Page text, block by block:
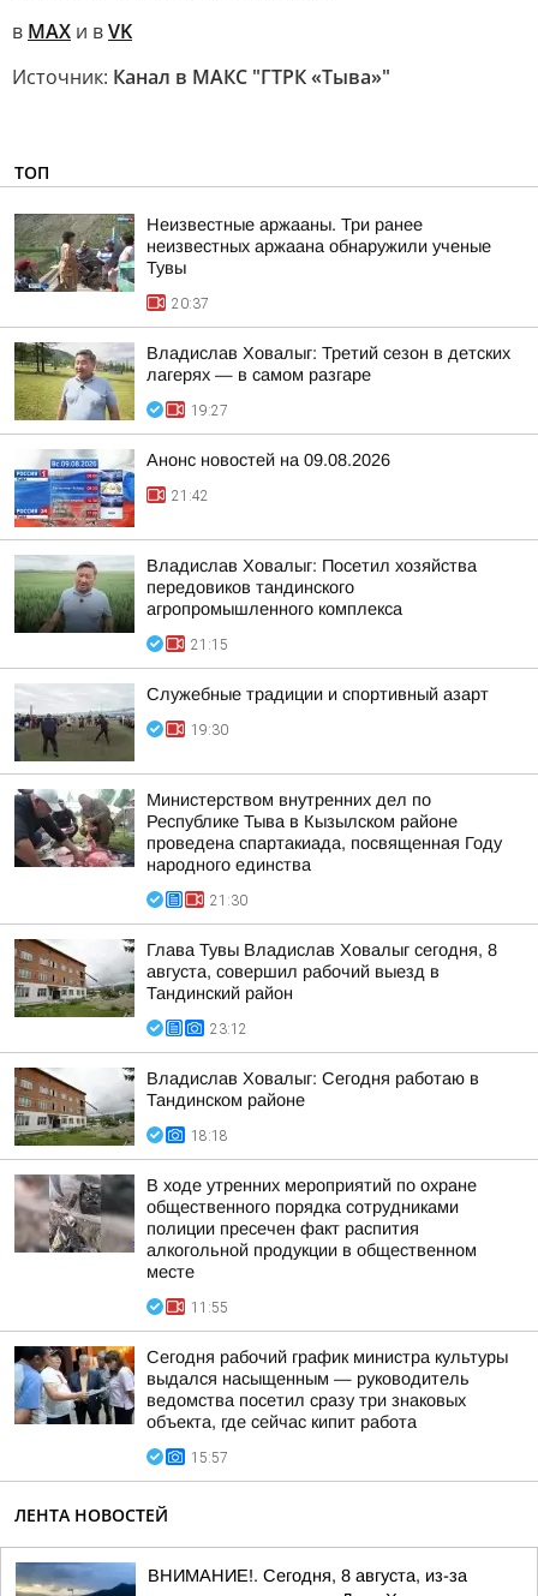
в MAX и вVK
Источник: Канал в МАКС "ГТРК «Тыва»"
ТОП
Неизвестные аржааны. Три ранее
неизвестных аржаана обнаружили ученые
Тувы
20:37
Владислав Ховалыг: Третий сезон в детских
лагерях — в самом разгаре
19:27
Анонс новостей на 09.08.2026
21:42
Владислав Ховалыг: Посетил хозяйства
передовиков тандинского
агропромышленного комплекса
21:15
Служебные традиции и спортивный азарт
19:30
Министерством внутренних дел по
Республике Тыва в Кызылском районе
проведена спартакиада, посвященная Году
народного единства
21:30
Глава Тувы Владислав Ховалыг сегодня, 8
августа, совершил рабочий выезд в
Тандинский район
23:12
Владислав Ховалыг: Сегодня работаю в
Тандинском районе
18:18
В ходе утренних мероприятий по охране
общественного порядка сотрудниками
полиции пресечен факт распития
алкогольной продукции в общественном
месте
11:55
Сегодня рабочий график министра культуры
выдался насыщенным — руководитель
ведомства посетил сразу три знаковых
объекта, где сейчас кипит работа
15:57
ЛЕНТА НОВОСТЕЙ
ВНИМАНИЕ!. Сегодня, 8 августа, из-за